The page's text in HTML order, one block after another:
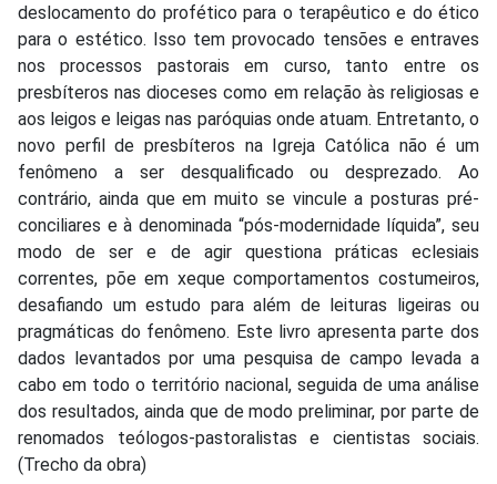
deslocamento do profético para o terapêutico e do ético
para o estético. Isso tem provocado tensões e entraves
nos processos pastorais em curso, tanto entre os
presbíteros nas dioceses como em relação às religiosas e
aos leigos e leigas nas paróquias onde atuam. Entretanto, o
novo perfil de presbíteros na Igreja Católica não é um
fenômeno a ser desqualificado ou desprezado. Ao
contrário, ainda que em muito se vincule a posturas pré-
conciliares e à denominada “pós-modernidade líquida”, seu
modo de ser e de agir questiona práticas eclesiais
correntes, põe em xeque comportamentos costumeiros,
desafiando um estudo para além de leituras ligeiras ou
pragmáticas do fenômeno. Este livro apresenta parte dos
dados levantados por uma pesquisa de campo levada a
cabo em todo o território nacional, seguida de uma análise
dos resultados, ainda que de modo preliminar, por parte de
renomados teólogos-pastoralistas e cientistas sociais.
(Trecho da obra)